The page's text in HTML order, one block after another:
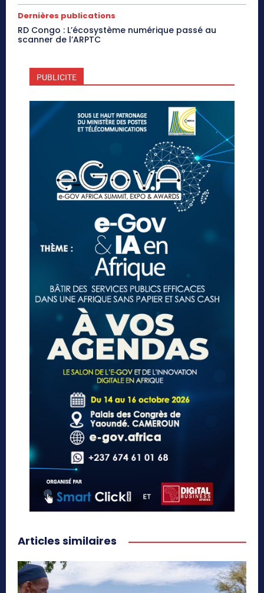
Dernières publications
RD Congo : L’écosystème numérique passé au
scanner de l’ARPTC
PUBLICITE
Articles similaires